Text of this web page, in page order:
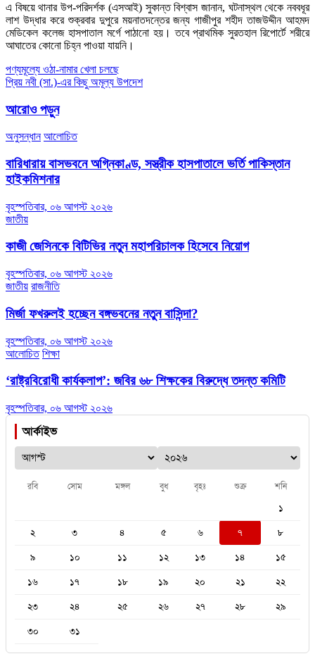
এ বিষয়ে থানার উপ-পরিদর্শক (এসআই) সুকান্ত বিশ্বাস জানান, ঘটনাস্থল থেকে নববধূর
লাশ উদ্ধার করে শুক্রবার দুপুরে ময়নাতদন্তের জন্য গাজীপুর শহীদ তাজউদ্দীন আহমদ
মেডিকেল কলেজ হাসপাতাল মর্গে পাঠানো হয়। তবে প্রাথমিক সুরতহাল রিপোর্টে শরীরে
আঘাতের কোনো চিহ্ন পাওয়া যায়নি।
Post
navigation
পণ্যমূল্যে ওঠা-নামার খেলা চলছে
প্রিয় নবী (সা.)-এর কিছু অমূল্য উপদেশ
আরোও পড়ুন
অনুসন্ধান আলোচিত
বারিধারায় বাসভবনে অগ্নিকাণ্ড, সস্ত্রীক হাসপাতালে ভর্তি পাকিস্তান
হাইকমিশনার
বৃহস্পতিবার, ০৬ আগস্ট ২০২৬
জাতীয়
কাজী জেসিনকে বিটিভির নতুন মহাপরিচালক হিসেবে নিয়োগ
বৃহস্পতিবার, ০৬ আগস্ট ২০২৬
জাতীয় রাজনীতি
মির্জা ফখরুলই হচ্ছেন বঙ্গভবনের নতুন বাসিন্দা?
বৃহস্পতিবার, ০৬ আগস্ট ২০২৬
আলোচিত শিক্ষা
‘রাষ্ট্রবিরোধী কার্যকলাপ’: জবির ৬৮ শিক্ষকের বিরুদ্ধে তদন্ত কমিটি
বৃহস্পতিবার, ০৬ আগস্ট ২০২৬
আর্কাইভ
রবি সোম মঙ্গল বুধ বৃহঃ শুক্র শনি
১
২
৩ ৪ ৫ ৬ ৭
৮
৯
১০ ১১ ১২ ১৩ ১৪
১৫
১৬
১৭ ১৮ ১৯ ২০ ২১
২২
২৩
২৪ ২৫ ২৬ ২৭ ২৮
২৯
৩০
৩১